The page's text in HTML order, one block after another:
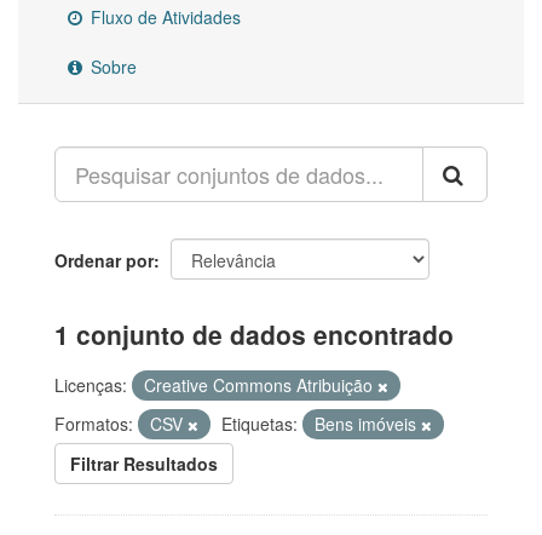
Fluxo de Atividades
Sobre
Ordenar por
1 conjunto de dados encontrado
Licenças:
Creative Commons Atribuição
Formatos:
CSV Etiquetas:
Bens imóveis
Filtrar Resultados